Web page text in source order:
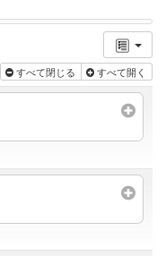
すべて閉じる すべて開く